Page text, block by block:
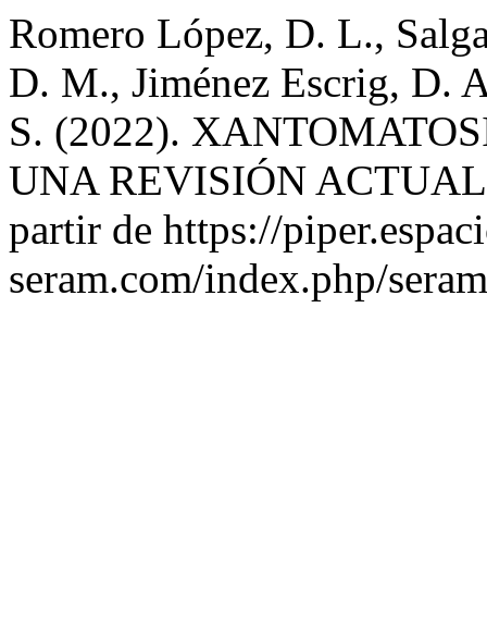
Romero López, D. L.,
D. M., Jiménez Escrig, D.
S. (2022).
UNA REVISIÓN
partir de https://
seram.com/index.php/